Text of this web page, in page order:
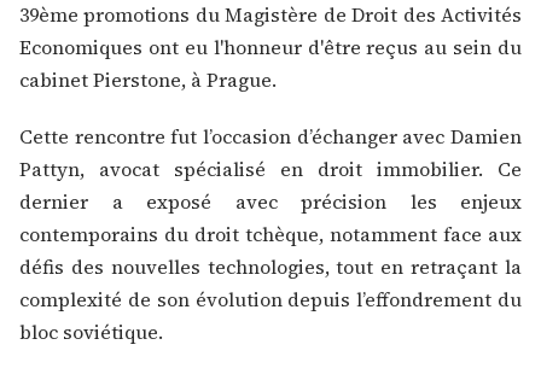
39ème promotions duMagistère de Droit des Activités
Economiques ont eu l'honneur d'être reçus au sein du
cabinet Pierstone, à Prague.
Cette rencontre fut l’occasion d’échanger avec Damien
Pattyn, avocat spécialisé en droit immobilier. Ce
dernier a exposé avec précision les enjeux
contemporains du droit tchèque, notamment face aux
défis des nouvelles technologies, tout en retraçant la
complexité de son évolution depuis l’effondrement du
bloc soviétique.